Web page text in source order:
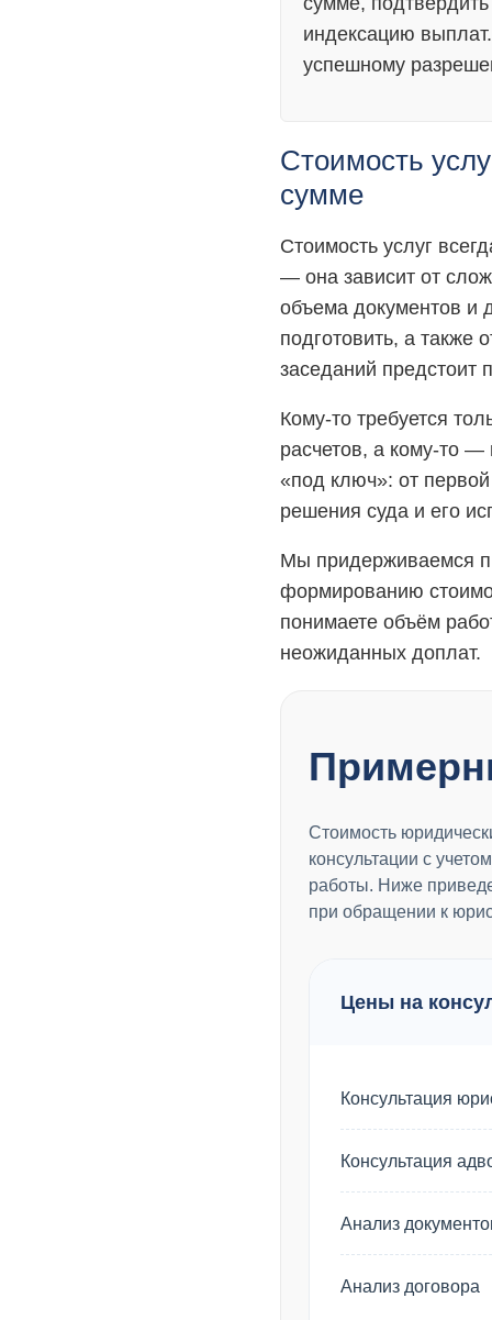
индексацию
успешному
Стоимость
сумме
Стоимость услуг
— она зависит от
объема документов и
подготовить, а также
заседаний предстоит
Кому-то требуется
расчетов, а кому-то
«под ключ»: от
решения суда и его
Мы придерживаемся
формированию
понимаете объём
неожиданных доплат.
Стоимость
консультации с
работы. Ниже
при обращении к
Цены на
Консультация
Консультация
Анализ
Анализ договора